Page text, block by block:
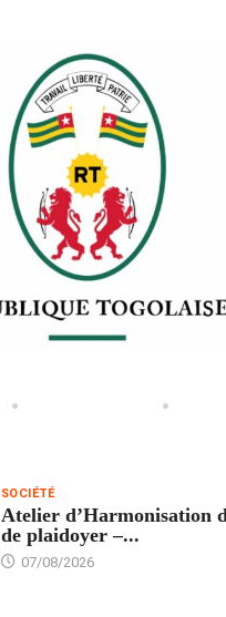
SOCIÉTÉ
Atelier d’Harmonisation
de plaidoyer –...
07/08/2026